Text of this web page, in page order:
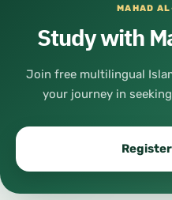
MAHAD
Study with
Join free multilingual
your journey in